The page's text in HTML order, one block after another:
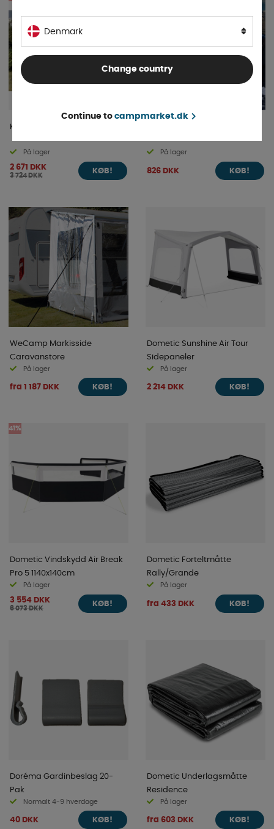
Kampa Air Shelter 300
På lager
2 671 DKK
3 724 DKK
KØB!
På lager
826 DKK KØB!
WeCamp Markisside
Caravanstore
På lager
fra 1 187 DKK KØB!
Dometic Sunshine Air Tour
Sidepaneler
På lager
2 214 DKK KØB!
41%
Dometic Vindskydd Air Break
Pro 5 1140x140cm
På lager
3 554 DKK
6 073 DKK
KØB!
Dometic Forteltmåtte
Rally/Grande
På lager
fra 433 DKK KØB!
Doréma Gardinbeslag 20-
Pak
Normalt 4-9 hverdage
40 DKK KØB!
Dometic Underlagsmåtte
Residence
På lager
fra 603 DKK KØB!
Denmark
Change country
Continue to campmarket.dk